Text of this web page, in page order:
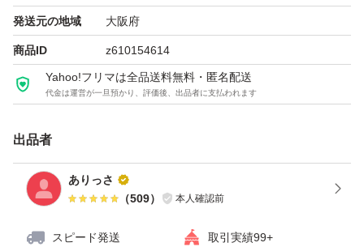
発送元の地域 大阪府
商品ID z610154614
Yahoo!フリマは全品送料無料・匿名配送
代金は運営が一旦預かり、評価後、出品者に支払われます
出品者
ありっさ
（509） 本人確認前
スピード発送 取引実績99+